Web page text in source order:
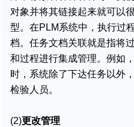
对象并将其链接起来就可以
型。在PLM系统中，执行过
档。任务文档关联就是指将
和过程进行集成管理。例如
时，系统除了下达任务以外
检验人员。
(2)更改管理